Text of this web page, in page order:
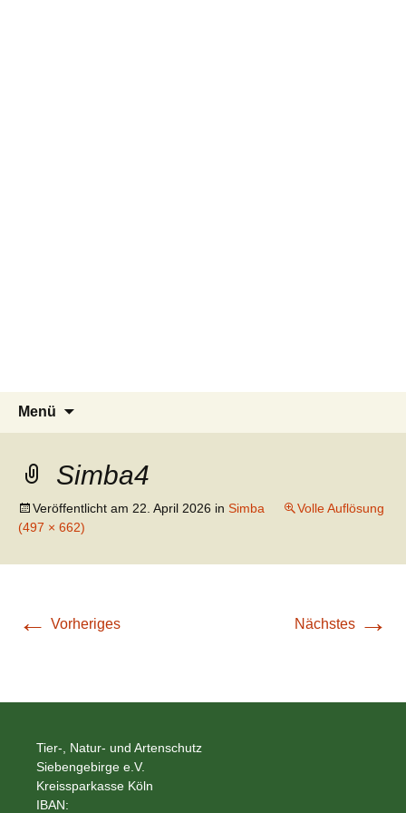
Tier Natur und Artenschutz
Siebengebirge e.V.
Tierschutzverein seit 1985 im
Siebengebirge – Orscheider
Menü
Simba4
Veröffentlicht am 22. April 2026 in Simba
Volle Auflösung
(497 × 662)
← Vorheriges Nächstes →
Tier-, Natur- und Artenschutz
Siebengebirge e.V.
Kreissparkasse Köln
IBAN: